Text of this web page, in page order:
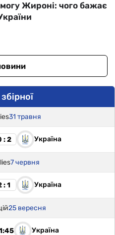
Жироні: чого бажає
31 травня
: 2 Україна
7 червня
: 1 Україна
25 вересня
Україна